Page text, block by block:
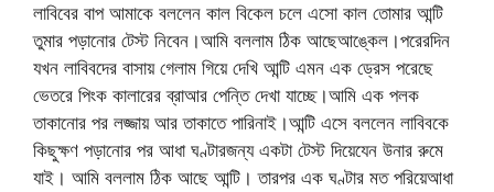
লাবিবের বাপ আমাকে বললেন কাল বিকেল চলে এসো কাল তোমার আন্টি
তুমার পড়ানোর টেস্ট নিবেন।আমি বললাম ঠিক আছেআঙ্কেল।পরেরদিন
যখন লাবিবদের বাসায় গেলাম গিয়ে দেখি আন্টি এমন এক ড্রেস পরেছে
ভেতরে পিংক কালারের ব্রাআর পেন্তি দেখা যাচ্ছে।আমি এক পলক
তাকানোর পর লজ্জায় আর তাকাতে পারিনাই।আন্টি এসে বললেন লাবিবকে
কিছুক্ষণ পড়ানোর পর আধা ঘণ্টারজন্য একটা টেস্ট দিয়েযেন উনার রুমে
যাই। আমি বললাম ঠিক আছে আন্টি। তারপর এক ঘণ্টার মত পরিয়েআধা